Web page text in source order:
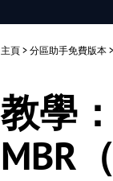
主頁 > 分區助手免費版本 >
教學
MBR